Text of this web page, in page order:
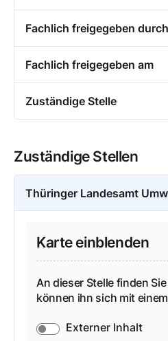
Fachlich freigegeben durch
Fachlich freigegeben am
Zuständige Stelle
Zuständige Stellen
Thüringer Landesamt
Karte einblenden
An dieser Stelle finden
können ihn sich mit
Externer Inhalt